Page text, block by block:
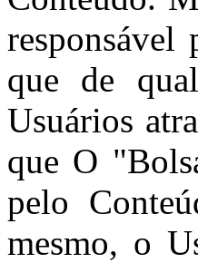
responsável
que de
Usuários
que O
pelo
mesmo, o